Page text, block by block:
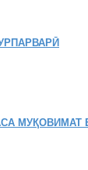
МУҚОВИМАТ